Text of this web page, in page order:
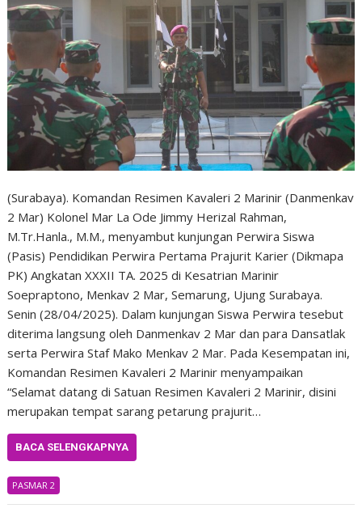
(Surabaya). Komandan Resimen Kavaleri 2 Marinir (Danmenkav
2 Mar) Kolonel Mar La Ode Jimmy Herizal Rahman,
M.Tr.Hanla., M.M., menyambut kunjungan Perwira Siswa
(Pasis) Pendidikan Perwira Pertama Prajurit Karier (Dikmapa
PK) Angkatan XXXII TA. 2025 di Kesatrian Marinir
Soepraptono, Menkav 2 Mar, Semarung, Ujung Surabaya.
Senin (28/04/2025). Dalam kunjungan Siswa Perwira tesebut
diterima langsung oleh Danmenkav 2 Mar dan para Dansatlak
serta Perwira Staf Mako Menkav 2 Mar. Pada Kesempatan ini,
Komandan Resimen Kavaleri 2 Marinir menyampaikan
“Selamat datang di Satuan Resimen Kavaleri 2 Marinir, disini
merupakan tempat sarang petarung prajurit…
BACA SELENGKAPNYA
PASMAR 2